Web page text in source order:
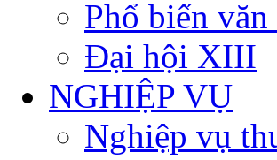
Phổ biến
Đại hội XIII
NGHIỆP VỤ
Nghiệp vụ